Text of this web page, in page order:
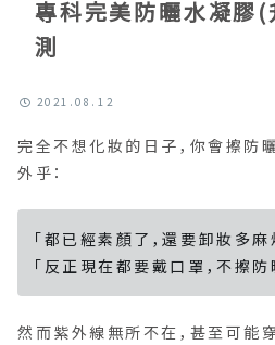
專科完美防曬水凝膠
測
2021.08.12
完全不想化妝的日子，你會擦防
外乎：
「都已經素顏了，還要卸妝多麻
「反正現在都要戴口罩，不擦防
然而紫外線無所不在，甚至可能